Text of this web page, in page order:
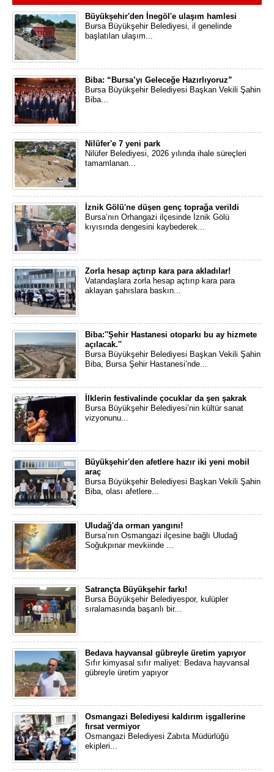
Büyükşehir'den İnegöl'e ulaşım hamlesi
​Bursa Büyükşehir Belediyesi, il genelinde
başlatılan ulaşım...
Biba: “Bursa’yı Geleceğe Hazırlıyoruz”
​Bursa Büyükşehir Belediyesi Başkan Vekili Şahin
Biba...
Nilüfer'e 7 yeni park
Nilüfer Belediyesi, 2026 yılında ihale süreçleri
tamamlanan...
İznik Gölü'ne düşen genç toprağa verildi
Bursa’nın Orhangazi ilçesinde İznik Gölü
kıyısında dengesini kaybederek...
Zorla hesap açtırıp kara para akladılar!
Vatandaşlara zorla hesap açtırıp kara para
aklayan şahıslara baskın...
Biba:''Şehir Hastanesi otoparkı bu ay hizmete
açılacak.''
​Bursa Büyükşehir Belediyesi Başkan Vekili Şahin
Biba, Bursa Şehir Hastanesi’nde...
İlklerin festivalinde çocuklar da şen şakrak
Bursa Büyükşehir Belediyesi’nin kültür sanat
vizyonunu...
Büyükşehir'den afetlere hazır iki yeni mobil
araç
Bursa Büyükşehir Belediyesi Başkan Vekili Şahin
Biba, olası afetlere...
Uludağ'da orman yangını!
Bursa’nın Osmangazi ilçesine bağlı Uludağ
Soğukpınar mevkiinde ...
Satrançta Büyükşehir farkı!
Bursa Büyükşehir Belediyespor, kulüpler
sıralamasında başarılı bir...
Bedava hayvansal gübreyle üretim yapıyor
Sıfır kimyasal sıfır maliyet: Bedava hayvansal
gübreyle üretim yapıyor
Osmangazi Belediyesi kaldırım işgallerine
fırsat vermiyor
Osmangazi Belediyesi Zabıta Müdürlüğü
ekipleri...